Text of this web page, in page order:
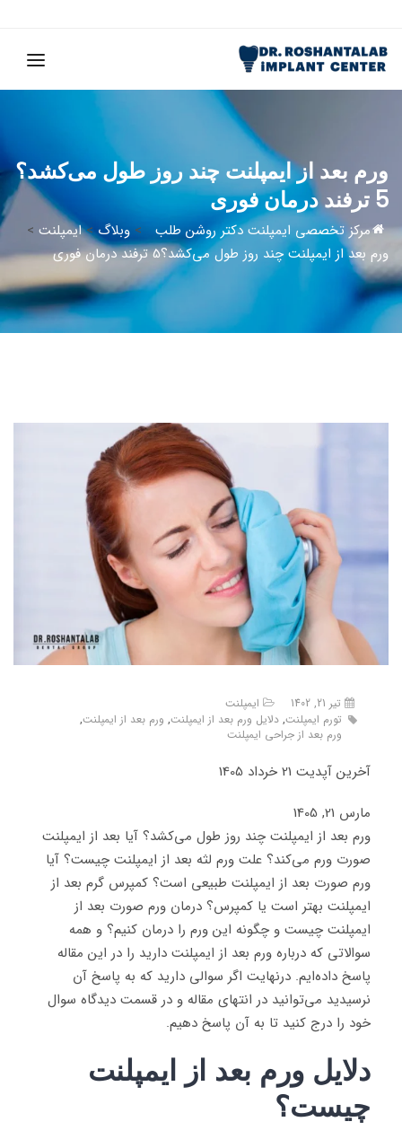
ورم بعد از ایمپلنت چند روز طول می‌کشد؟
5 ترفند درمان فوری
مرکز تخصصی ایمپلنت دکتر روشن طلب >وبلاگ>ایمپلنت >
ورم بعد از ایمپلنت چند روز طول می‌کشد؟5 ترفند درمان فوری
تیر 21, 1402
ایمپلنت
تورم ایمپلنت, دلایل ورم بعد از ایمپلنت, ورم بعد از ایمپلنت,
ورم بعد از جراحی ایمپلنت
آخرین آپدیت 21 خرداد 1405
مارس 21, 1405
ورم بعد از ایمپلنت چند روز طول می‌کشد؟ آیا بعد از ایمپلنت
صورت ورم می‌کند؟ علت ورم لثه بعد از ایمپلنت چیست؟ آیا
ورم صورت بعد از ایمپلنت طبیعی است؟ کمپرس گرم بعد از
ایمپلنت بهتر است یا کمپرس؟ درمان ورم صورت بعد از
ایمپلنت چیست و چگونه این ورم را درمان کنیم؟ و همه
سوالاتی که درباره ورم بعد از ایمپلنت دارید را در این مقاله
پاسخ داده‌ایم. درنهایت اگر سوالی دارید که به پاسخ آن
نرسیدید می‌توانید در انتهای مقاله و در قسمت دیدگاه سوال
خود را درج کنید تا به آن پاسخ دهیم.
دلایل ورم بعد از ایمپلنت
چیست؟